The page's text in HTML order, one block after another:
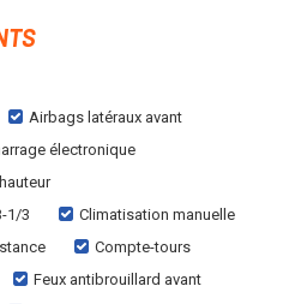
Airbags latéraux avant
électronique
1/3
Climatisation manuelle
Compte-tours
Feux antibrouillard avant